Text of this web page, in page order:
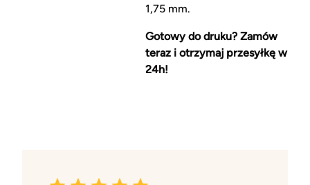
1,75 mm.
Gotowy do druku? Zamów
teraz i otrzymaj przesyłkę w
24h!